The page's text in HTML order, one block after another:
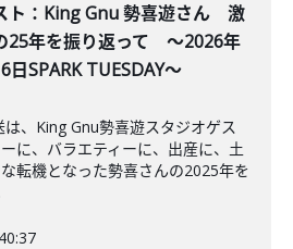
ト：King Gnu 勢喜遊さん 激
25年を振り返って ～2026年
日SPARK TUESDAY～
、King Gnu勢喜遊スタジオゲス
に、バラエティーに、出産に、土
転機となった勢喜さんの2025年を